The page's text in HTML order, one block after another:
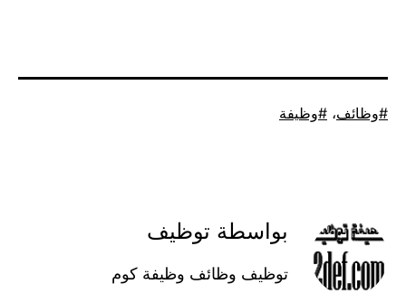
موسوم
وظائف، وظيفة
بواسطة توظيف
توظيف وظائف وظيفة كوم